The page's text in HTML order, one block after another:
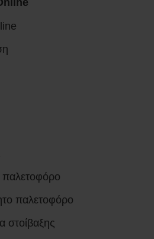
παλετοφόρο
παλετοφόρο
στοίβαξης